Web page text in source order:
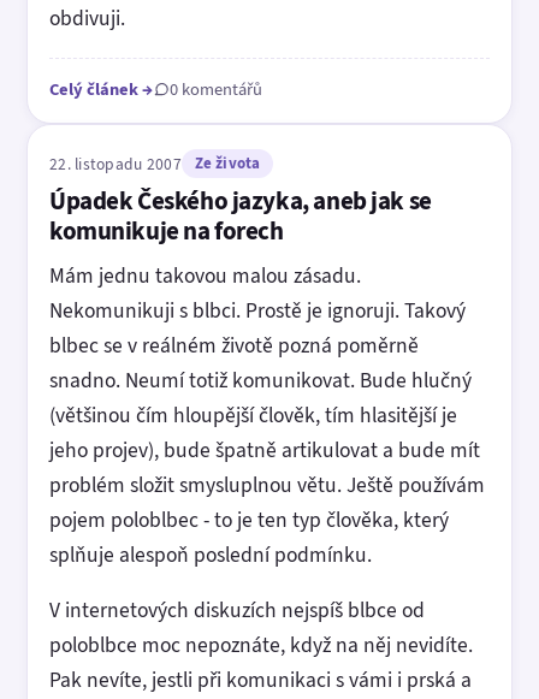
obdivuji.
Celý článek→ 0 komentářů
22. listopadu 2007 Ze života
Úpadek Českého jazyka, aneb jak se
komunikuje na forech
Mám jednu takovou malou zásadu.
Nekomunikuji s blbci. Prostě je ignoruji. Takový
blbec se v reálném životě pozná poměrně
snadno. Neumí totiž komunikovat. Bude hlučný
(většinou čím hloupější člověk, tím hlasitější je
jeho projev), bude špatně artikulovat a bude mít
problém složit smysluplnou větu. Ještě používám
pojem poloblbec - to je ten typ člověka, který
splňuje alespoň poslední podmínku.
V internetových diskuzích nejspíš blbce od
poloblbce moc nepoznáte, když na něj nevidíte.
Pak nevíte, jestli při komunikaci s vámi i prská a